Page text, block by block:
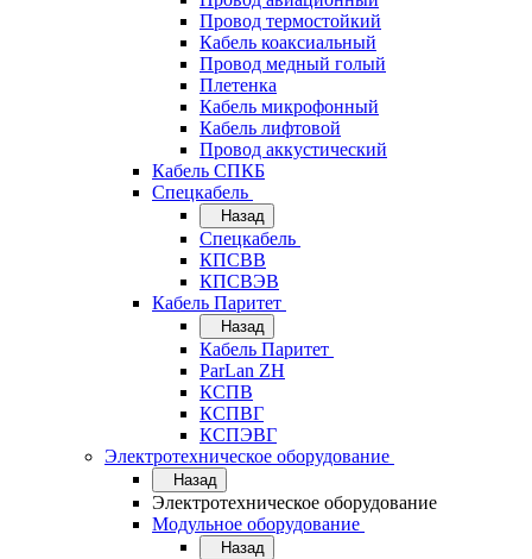
Провод термостойкий
Кабель коаксиальный
Провод медный голый
Плетенка
Кабель микрофонный
Кабель лифтовой
Провод аккустический
Кабель СПКБ
Спецкабель
Назад
Спецкабель
КПСВВ
КПСВЭВ
Кабель Паритет
Назад
Кабель Паритет
ParLan ZH
КСПВ
КСПВГ
КСПЭВГ
Электротехническое оборудование
Назад
Электротехническое оборудование
Модульное оборудование
Назад